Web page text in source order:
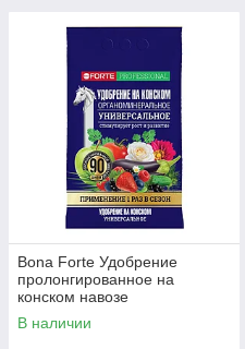
Bona Forte Удобрение
пролонгированное на
конском навозе
Универсальное, 2кг
В наличии